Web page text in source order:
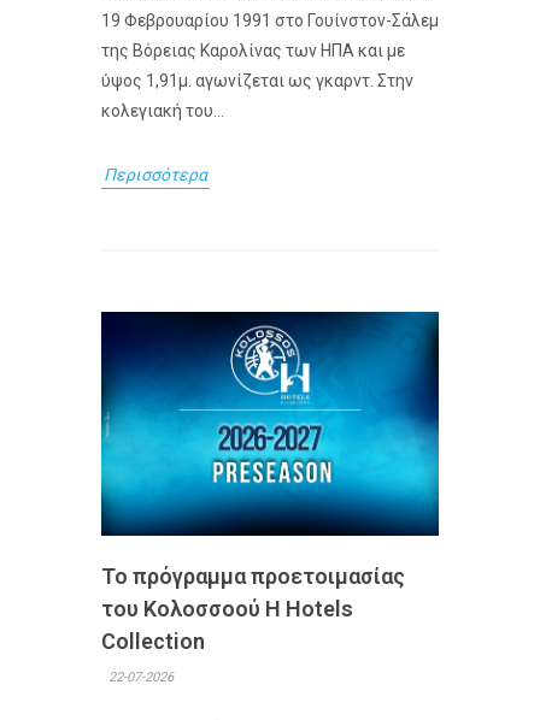
19 Φεβρουαρίου 1991 στο Γουίνστον-Σάλεμ
της Βόρειας Καρολίνας των ΗΠΑ και με
ύψος 1,91μ. αγωνίζεται ως γκαρντ. Στην
κολεγιακή του...
Περισσότερα
Το πρόγραμμα προετοιμασίας
του Κολοσσoού H Hotels
Collection
22-07-2026